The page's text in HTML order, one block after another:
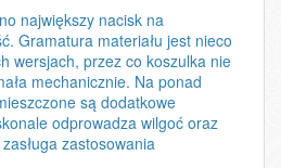
największy nacisk na
Gramatura materiału jest nieco
wersjach, przez co koszulka nie
mechanicznie. Na ponad
są dodatkowe
odprowadza wilgoć oraz
zastosowania